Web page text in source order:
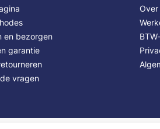
en bezorgen
garantie
vragen
Over